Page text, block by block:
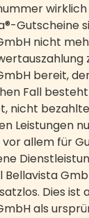
Gutscheine
nicht
bereit,
Fall
nicht
Leistungen
vor allem für
Bellavista
Dies ist
als